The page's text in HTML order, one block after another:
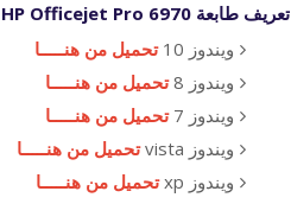
تعريف طابعة HP Officejet Pro 6970 لويندوز 32 بت
ويندوز 10
تحميل من هنـــــا
ويندوز 8
تحميل من هنـــــا
ويندوز 7
تحميل من هنـــــا
ويندوز vista
تحميل من هنـــــا
ويندوز xp
تحميل من هنـــــا